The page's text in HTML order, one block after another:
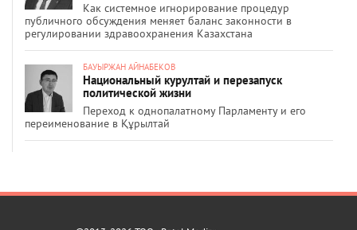
Как системное игнорирование процедур
публичного обсуждения меняет баланс законности в
регулировании здравоохранения Казахстана
БАУЫРЖАН АЙНАБЕКОВ
Национальный курултай и перезапуск
политической жизни
Переход к однопалатному Парламенту и его
переименование в Құрылтай